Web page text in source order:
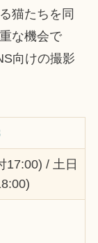
猫たちを同
な機会で
向けの撮影
17:00) / 土日